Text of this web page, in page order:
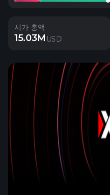
시가 총액
15.03M USD